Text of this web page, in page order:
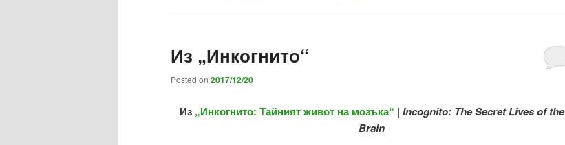
Из „Инкогнито“
Posted on 2017/12/20
Из „Инкогнито: Тайният живот на мозъка“ | Incognito: The Secret Lives of the
Brain